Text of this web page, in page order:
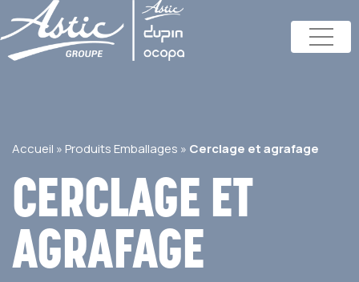
Accueil » Produits Emballages » Cerclage et agrafage
CERCLAGE ET
AGRAFAGE